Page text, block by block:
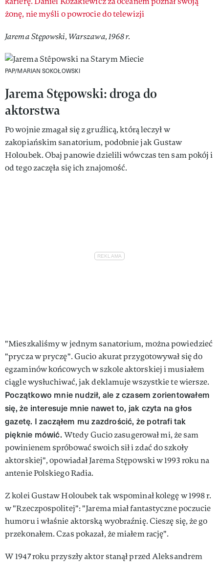
żonę, nie myśli o powrocie do telewizji
Jarema Stępowski, Warszawa, 1968 r.
PAP/MARIAN SOKOŁOWSKI
Jarema Stępowski: droga do
aktorstwa
Po wojnie zmagał się z gruźlicą, którą leczył w
zakopiańskim sanatorium, podobnie jak Gustaw
Holoubek. Obaj panowie dzielili wówczas ten sam pokój i
od tego zaczęła się ich znajomość.
"Mieszkaliśmy w jednym sanatorium, można powiedzieć
"prycza w pryczę". Gucio akurat przygotowywał się do
egzaminów końcowych w szkole aktorskiej i musiałem
ciągle wysłuchiwać, jak deklamuje wszystkie te wiersze.
Początkowo mnie nudził, ale z czasem zorientowałem
się, że interesuje mnie nawet to, jak czyta na głos
gazetę. I zacząłem mu zazdrościć, że potrafi tak
pięknie mówić. Wtedy Gucio zasugerował mi, że sam
powinienem spróbować swoich sił i zdać do szkoły
aktorskiej", opowiadał Jarema Stępowski w 1993 roku na
antenie Polskiego Radia.
Z kolei Gustaw Holoubek tak wspominał kolegę w 1998 r.
w "Rzeczpospolitej": "Jarema miał fantastyczne poczucie
humoru i właśnie aktorską wyobraźnię. Cieszę się, że go
przekonałem. Czas pokazał, że miałem rację".
W 1947 roku przyszły aktor stanął przed Aleksandrem